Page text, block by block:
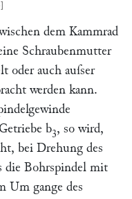
dem Kammrad
Schraubenmutter
oder auch auſser
werden kann.
b3, so wird,
bei Drehung des
die Bohrspindel mit
Um gange des